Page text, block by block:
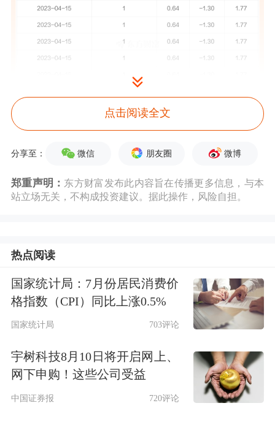
罗牛山 5月13日公告称，5月13日接待投
资者网上提问
长、总裁 徐自力,副董事长、副总裁 徐
义。
公司就以下问题进行了回复：投资者关
系活动主要内容介绍, "投资者提出的问
次说明会中提出的问题进行了回复: 1、
请问徐总,截止 25年末,罗牛山存栏量中
点击阅读全文
分享至： 微信 朋友圈 微博
郑重声明： 东方财富发布此内容旨在传播更多信息，与本
站立场无关，不构成投资建议。据此操作，风险自担。
热点阅读
国家统计局：7月份居民消费价
格指数（CPI）同比上涨0.5%
国家统计局 703评论
宇树科技8月10日将开启网上、
网下申购！这些公司受益
中国证券报 720评论